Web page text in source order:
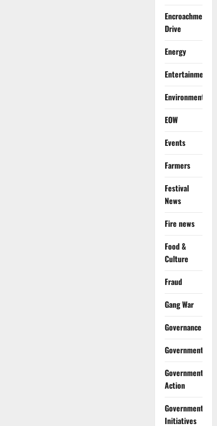
Encroachment
Drive
Energy
Entertainment
Environment
EOW
Events
Farmers
Festival
News
Fire news
Food &
Culture
Fraud
Gang War
Governance
Government
Government
Action
Government
Initiatives